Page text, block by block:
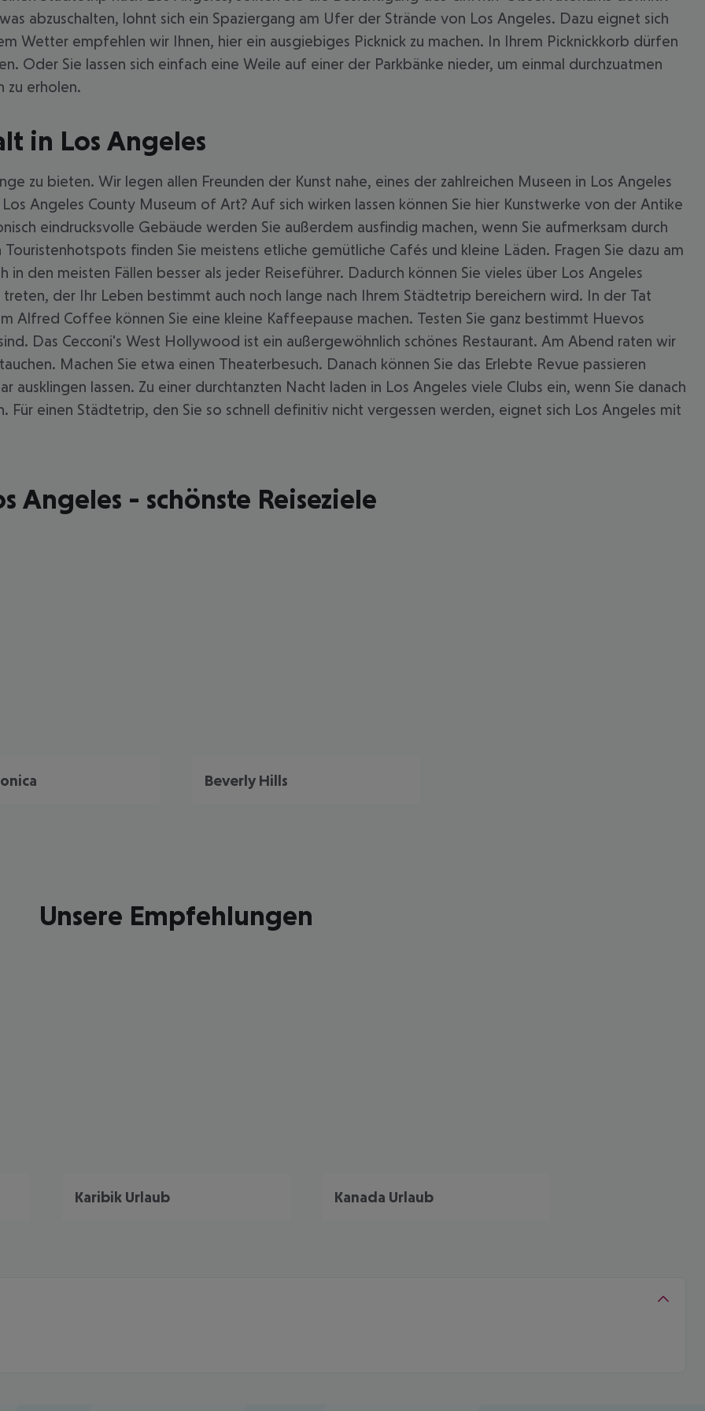
abzuschalten, lohnt sich ein Spaziergang am Ufer der Strände von Los Angeles. Dazu eignet sich
Wetter empfehlen wir Ihnen, hier ein ausgiebiges Picknick zu machen. In Ihrem Picknickkorb dürfen
Oder Sie lassen sich einfach eine Weile auf einer der Parkbänke nieder, um einmal durchzuatmen
zu erholen.
in Los Angeles
zu bieten. Wir legen allen Freunden der Kunst nahe, eines der zahlreichen Museen in Los Angeles
Angeles County Museum of Art? Auf sich wirken lassen können Sie hier Kunstwerke von der Antike
eindrucksvolle Gebäude werden Sie außerdem ausfindig machen, wenn Sie aufmerksam durch
finden Sie meistens etliche gemütliche Cafés und kleine Läden. Fragen Sie dazu am
in den meisten Fällen besser als jeder Reiseführer. Dadurch können Sie vieles über Los Angeles
der Ihr Leben bestimmt auch noch lange nach Ihrem Städtetrip bereichern wird. In der Tat
Alfred Coffee können Sie eine kleine Kaffeepause machen. Testen Sie ganz bestimmt Huevos
Das Cecconi's West Hollywood ist ein außergewöhnlich schönes Restaurant. Am Abend raten wir
Machen Sie etwa einen Theaterbesuch. Danach können Sie das Erlebte Revue passieren
ausklingen lassen. Zu einer durchtanzten Nacht laden in Los Angeles viele Clubs ein, wenn Sie danach
Für einen Städtetrip, den Sie so schnell definitiv nicht vergessen werden, eignet sich Los Angeles mit
Angeles - schönste Reiseziele
Beverly Hills
Unsere Empfehlungen
Karibik Urlaub Kanada Urlaub